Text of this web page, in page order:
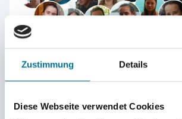
Zustimmung Details
Diese Webseite verwendet Cookies